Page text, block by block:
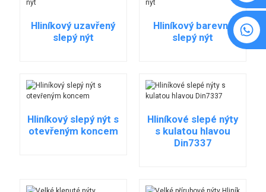
8615594860638
Hliníkový uzavřený
slepý nýt
Hliníkový barevný
slepý nýt
Hliníkový slepý nýt s
otevřeným koncem
Hliníkové slepé nýty
s kulatou hlavou
Din7337